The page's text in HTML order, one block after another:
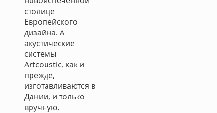
столице
Европейского
дизайна. А
акустические
системы
Artcoustic, как и
прежде,
изготавливаются в
Дании, и только
вручную.